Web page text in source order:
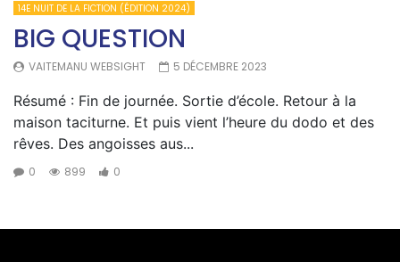
14E NUIT DE LA FICTION (ÉDITION 2024)
BIG QUESTION
VAITEMANU WEBSIGHT 5 DÉCEMBRE 2023
Résumé : Fin de journée. Sortie d’école. Retour à la
maison taciturne. Et puis vient l’heure du dodo et des
rêves. Des angoisses aus...
0 899 0